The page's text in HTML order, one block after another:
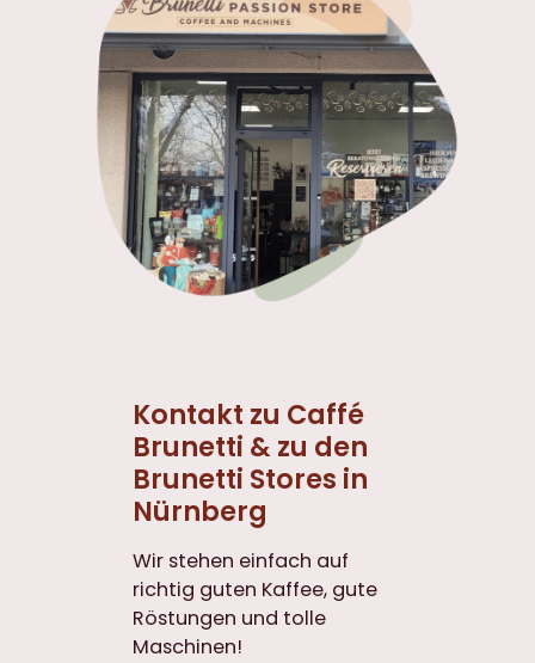
Kontakt zu Caffé
Brunetti & zu den
Brunetti Stores in
Nürnberg
Wir stehen einfach auf
richtig guten Kaffee, gute
Röstungen und tolle
Maschinen!